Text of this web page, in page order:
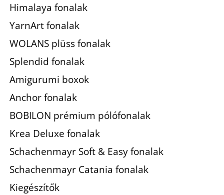
Himalaya fonalak
YarnArt fonalak
WOLANS plüss fonalak
Splendid fonalak
Amigurumi boxok
Anchor fonalak
BOBILON prémium pólófonalak
Krea Deluxe fonalak
Schachenmayr Soft & Easy fonalak
Schachenmayr Catania fonalak
Kiegészítők